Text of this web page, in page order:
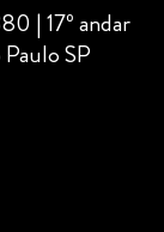
| 17º andar
SP